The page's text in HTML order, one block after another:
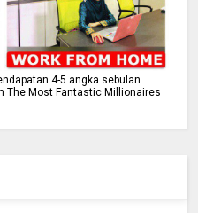
4-5 angka sebulan
The Most Fantastic Millionaires